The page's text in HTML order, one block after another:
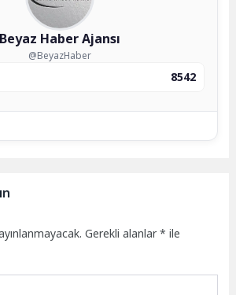
Beyaz Haber Ajansı
@BeyazHaber
8542
Gerekli alanlar* ile